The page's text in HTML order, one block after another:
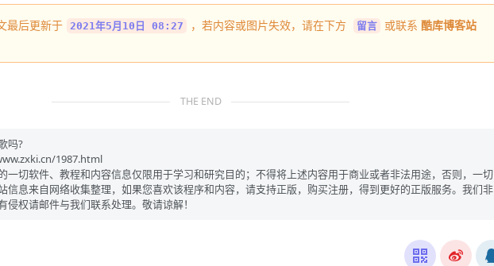
最后更新于 2021年5月10日 08:27 ，若内容或图片失效，请在下方 留言 或联系 酷库博客站
THE END
吗?
1987.html
一切软件、教程和内容信息仅限用于学习和研究目的；不得将上述内容用于商业或者非法用途，否则，一切
信息来自网络收集整理，如果您喜欢该程序和内容，请支持正版，购买注册，得到更好的正版服务。我们非
侵权请邮件与我们联系处理。敬请谅解！